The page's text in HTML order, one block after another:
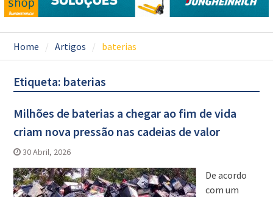
Home Artigos baterias
Etiqueta: baterias
Milhões de baterias a chegar ao fim de vida
criam nova pressão nas cadeias de valor
30 Abril, 2026
De acordo
com um